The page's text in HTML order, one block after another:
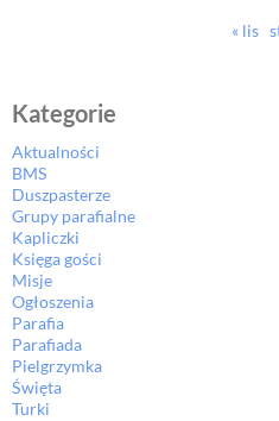
« lis
Kategorie
Aktualności
BMS
Duszpasterze
Grupy parafialne
Kapliczki
Księga gości
Misje
Ogłoszenia
Parafia
Parafiada
Pielgrzymka
Święta
Turki